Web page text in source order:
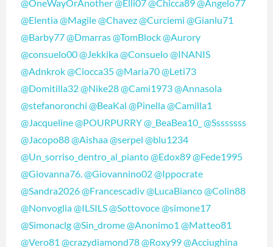
@OneWayOrAnother@Elli07@Chicca89@Angelo77
@Elentia@Magile@Chavez@Curciemi @Gianlu71
@Barby77@Dmarras@TomBlock@Aurory
@consuelo00@Jekkika@Consuelo@INANIS
@Adnkrok@Ciocca35@Maria70@Leti73
@Domitilla32@Nike28@Cami1973@Annasola
@stefanoronchi @BeaKal @Pinella@Camilla1
@Jacqueline@POURPURRY@_BeaBea10_ @Ssssssss
@Jacopo88@Aishaa@serpel @blu1234
@Un_sorriso_dentro_al_pianto@Edox89@Fede1995
@Giovanna76. @Giovannino02@Ippocrate
@Sandra2026@Francescadiv@LucaBianco@Colin88
@Nonvoglia@ILSILS@Sottovoce@simone17
@Simonaclg@Sin_drome@Anonimo1 @Matteo81
@Vero81 @crazydiamond78@Roxy99@Acciughina